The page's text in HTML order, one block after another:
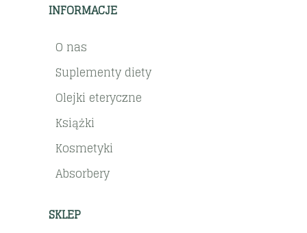
INFORMACJE
O nas
Suplementy diety
Olejki eteryczne
Książki
Kosmetyki
Absorbery
SKLEP